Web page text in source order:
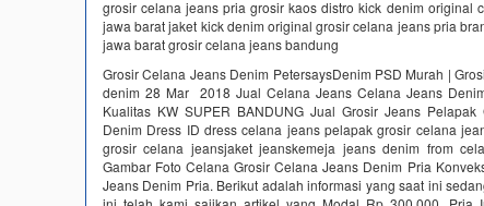
grosir celana jeans pria grosir kaos distro kick denim original
jawa barat jaket kick denim original grosir celana jeans pria
jawa barat grosir celana jeans bandung
Grosir Celana Jeans Denim PetersaysDenim PSD Murah |
denim 28 Mar 2018 Jual Celana Jeans Celana Jeans
Kualitas KW SUPER BANDUNG Jual Grosir Jeans
Denim Dress ID dress celana jeans pelapak grosir celana
grosir celana jeansjaket jeanskemeja jeans denim from
Gambar Foto Celana Grosir Celana Jeans Denim Pria
Jeans Denim Pria. Berikut adalah informasi yang saat ini